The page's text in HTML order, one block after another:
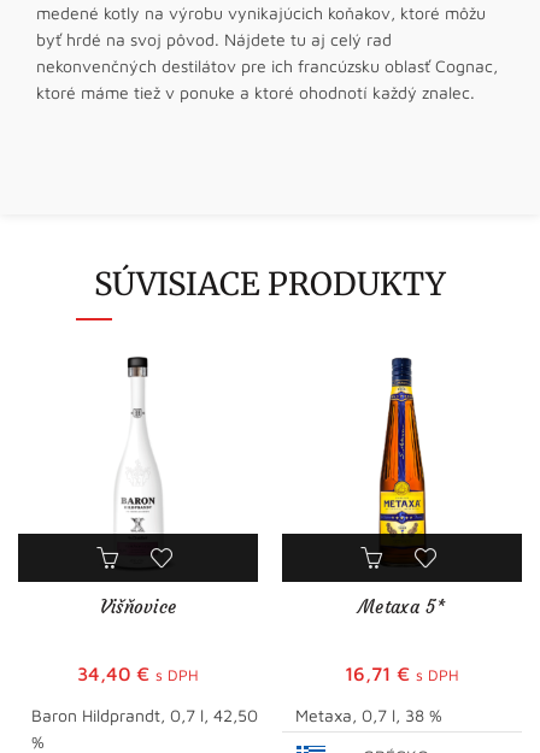
medené kotly na výrobu vynikajúcich koňakov, ktoré môžu
byť hrdé na svoj pôvod. Nájdete tu aj celý rad
nekonvenčných destilátov pre ich francúzsku oblasť Cognac,
ktoré máme tiež v ponuke a ktoré ohodnotí každý znalec.
SÚVISIACE PRODUKTY
Višňovice
34,40 € s DPH
Baron Hildprandt, 0,7 l, 42,50
%
Metaxa 5*
16,71 € s DPH
Metaxa, 0,7 l, 38 %